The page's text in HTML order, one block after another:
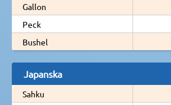
Gallon
Peck
Bushel
Japanska
Sahku